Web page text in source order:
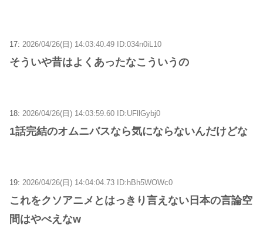
17: 2026/04/26(日) 14:03:40.49 ID:034n0iL10
そういや昔はよくあったなこういうの
18: 2026/04/26(日) 14:03:59.60 ID:UFllGybj0
1話完結のオムニバスなら気にならないんだけどな
19: 2026/04/26(日) 14:04:04.73 ID:hBh5WOWc0
これをクソアニメとはっきり言えない日本の言論空
間はやべえなw